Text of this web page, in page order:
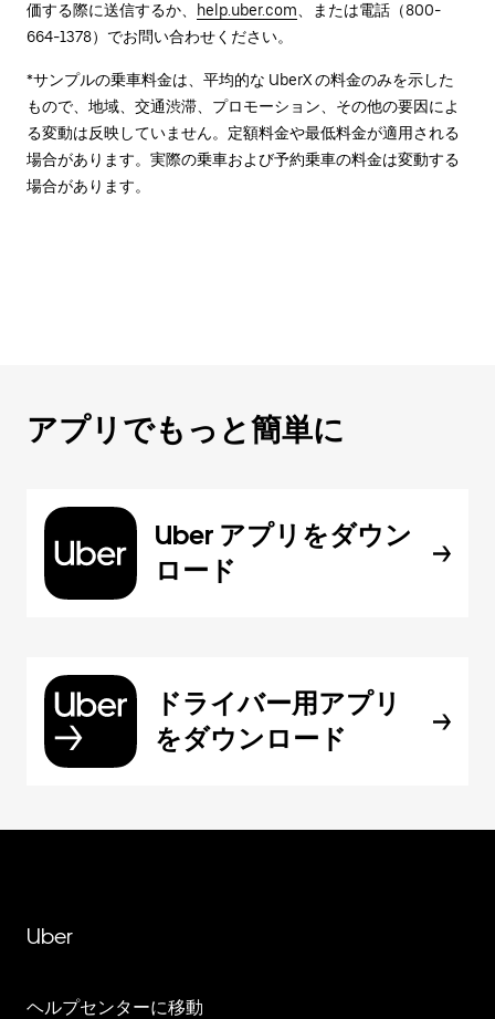
価する際に送信するか、
help.uber.com 、または電話（800-
664-1378）でお問い合わせください。
*サンプルの乗車料金は、平均的な UberX の料金のみを示した
もので、地域、交通渋滞、プロモーション、その他の要因によ
る変動は反映していません。定額料金や最低料金が適用される
場合があります。実際の乗車および予約乗車の料金は変動する
場合があります。
アプリでもっと簡単に
Uber アプリをダウン
ロード
ドライバー用アプリ
をダウンロード
Uber
ヘルプセンターに移動